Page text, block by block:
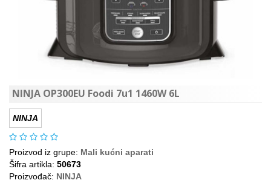
NINJA OP300EU Foodi 7u1 1460W 6L
NINJA
Proizvod iz grupe: Mali kućni aparati
Šifra artikla: 50673
Proizvođač: NINJA